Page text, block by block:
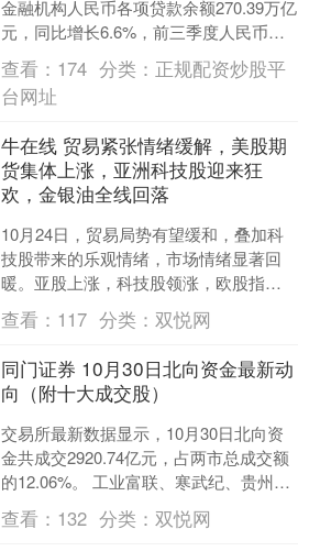
金融机构人民币各项贷款余额270.39万亿
元，同比增长6.6%，前三季度人民币贷
款增加14.75万亿元。 一、企事业单位
贷....
查看： 174 分类： 正规配资炒股平
台网址
牛在线 贸易紧张情绪缓解，美股期
货集体上涨，亚洲科技股迎来狂
欢，金银油全线回落
10月24日，贸易局势有望缓和，叠加科
技股带来的乐观情绪，市场情绪显著回
暖。亚股上涨，科技股领涨，欧股指集
体上涨，美股期指延续涨势。美国国债
持平，美元指数小幅走....
查看： 117 分类： 双悦网
同门证券 10月30日北向资金最新动
向（附十大成交股）
交易所最新数据显示，10月30日北向资
金共成交2920.74亿元，占两市总成交额
的12.06%。 工业富联、寒武纪、贵州茅
台位列沪股通成交前三，成交额分别为
33....
查看： 132 分类： 双悦网